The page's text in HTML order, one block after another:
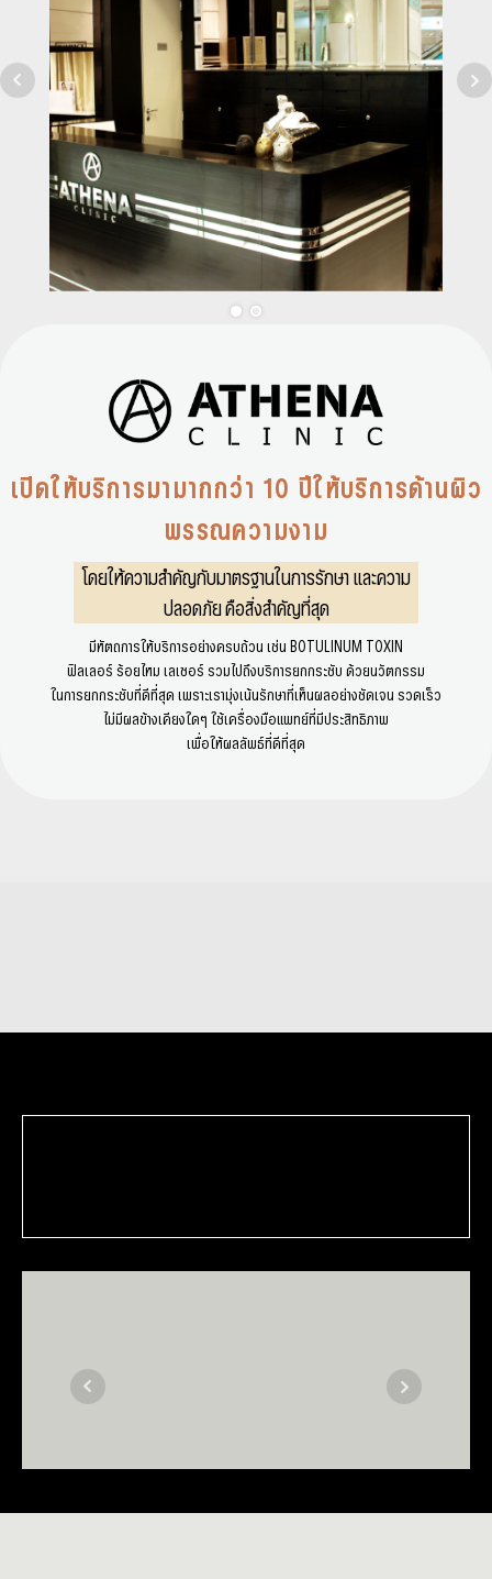
เปิดให้บริการมามากกว่า 10 ปีให้บริการด้านผิว
พรรณความงาม
โดยให้ความสำคัญกับมาตรฐานในการรักษา และความ
ปลอดภัย คือสิ่งสำคัญที่สุด
มีหัตถการให้บริการอย่างครบถ้วน เช่น BOTULINUM TOXIN
ฟิลเลอร์ ร้อยไหม เลเซอร์ รวมไปถึงบริการยกกระชับ ด้วยนวัตกรรม
ในการยกกระชับที่ดีที่สุด เพราะเรามุ่งเน้นรักษาที่เห็นผลอย่างชัดเจน รวดเร็ว
ไม่มีผลข้างเคียงใดๆ ใช้เครื่องมือแพทย์ที่มีประสิทธิภาพ
เพื่อให้ผลลัพธ์ที่ดีที่สุด